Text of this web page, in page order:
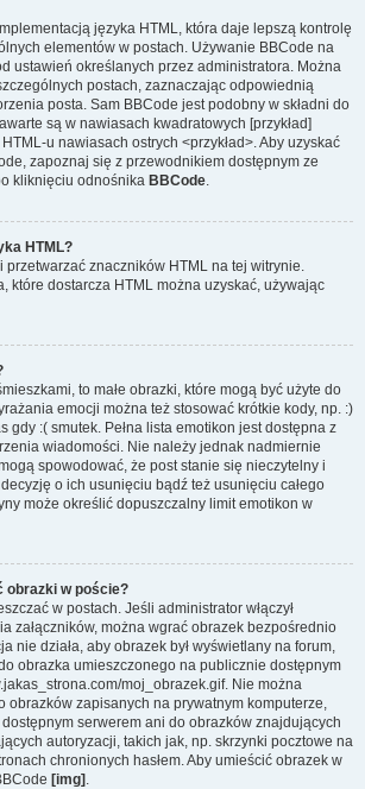
języka HTML, która daje lepszą kontrolę
elementów w postach. Używanie BBCode na
ustawień określanych przez administratora. Można
postach, zaznaczając odpowiednią
posta. Sam BBCode jest podobny w składni do
są w nawiasach kwadratowych [przykład]
u nawiasach ostrych <przykład>. Aby uzyskać
zapoznaj się z przewodnikiem dostępnym ze
kliknięciu odnośnika BBCode.
HTML?
przetwarzać znaczników HTML na tej witrynie.
które dostarcza HTML można uzyskać, używając
to małe obrazki, które mogą być użyte do
emocji można też stosować krótkie kody, np. :)
gdy :( smutek. Pełna lista emotikon jest dostępna z
wiadomości. Nie należy jednak nadmiernie
spowodować, że post stanie się nieczytelny i
o ich usunięciu bądź też usunięciu całego
może określić dopuszczalny limit emotikon w
obrazki w poście?
w postach. Jeśli administrator włączył
załączników, można wgrać obrazek bezpośrednio
nie działa, aby obrazek był wyświetlany na forum,
obrazka umieszczonego na publicznie dostępnym
moj_obrazek.gif. Nie można
obrazków zapisanych na prywatnym komputerze,
serwerem ani do obrazków znajdujących
autoryzacji, takich jak, np. skrzynki pocztowe na
chronionych hasłem. Aby umieścić obrazek w
[img] .